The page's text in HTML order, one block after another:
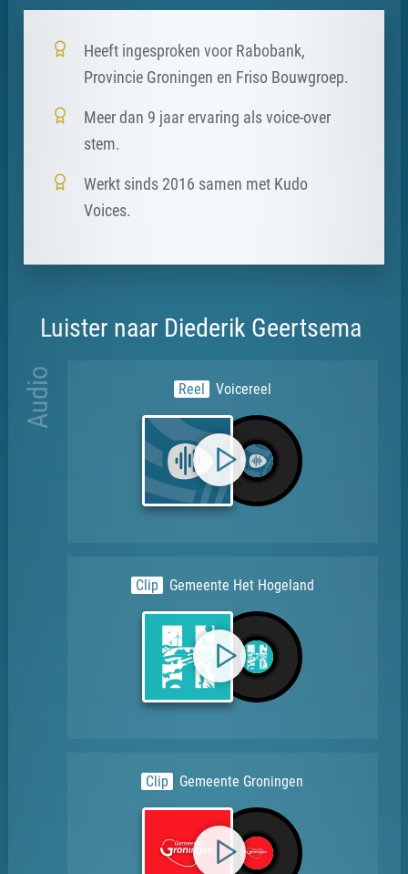
Heeft ingesproken voor Rabobank,
Provincie Groningen en Friso Bouwgroep.
Meer dan 9 jaar ervaring als voice-over
stem.
Werkt sinds 2016 samen met Kudo
Voices.
Luister naar Diederik Geertsema
Audio Reel Voicereel
Clip Gemeente Het Hogeland
Clip Gemeente Groningen